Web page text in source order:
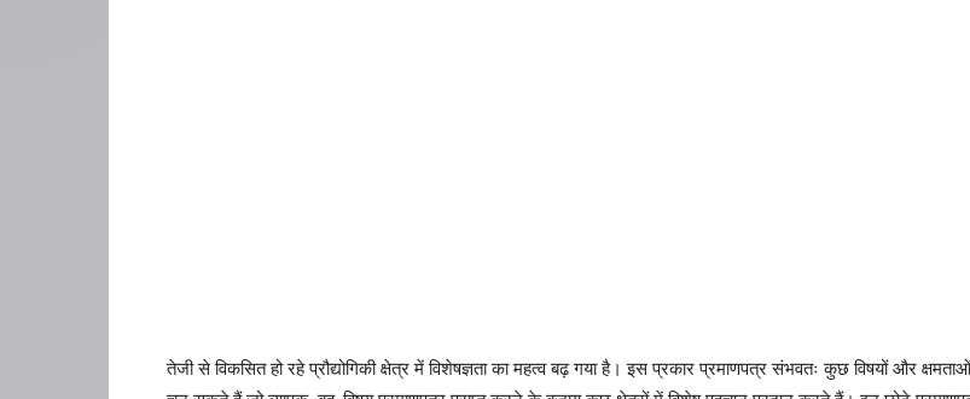
तेजी से विकसित हो रहे प्रौद्योगिकी क्षेत्र में विशेषज्ञता का महत्व बढ़ गया है। इस प्रकार प्रमाणपत्र संभवतः कुछ विषयों और